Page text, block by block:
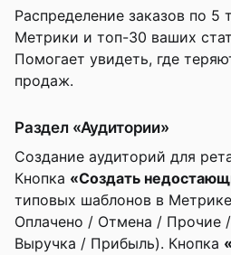
Распределение заказов по 5
Метрики и топ-30 ваших
Помогает увидеть, где
продаж.
Раздел «Аудитории»
Создание аудиторий для
Кнопка «Создать
типовых шаблонов в
Оплачено / Отмена / Прочие
Выручка / Прибыль). Кнопка